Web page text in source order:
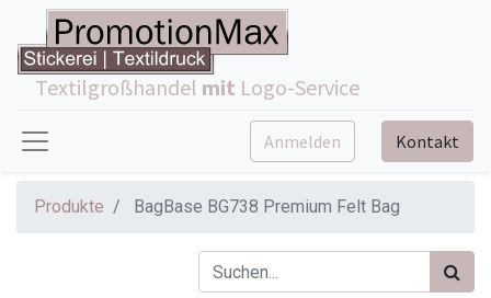
Textilgroßhandel mit Logo-Service
Anmelden Kontakt
Produkte BagBase BG738 Premium Felt Bag